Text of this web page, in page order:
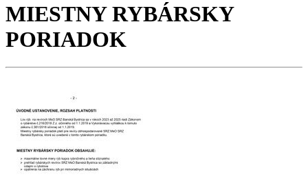
MIESTNY RYBÁRSKY
PORIADOK